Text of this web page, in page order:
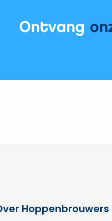
Ontvang
Hoppenbrouwers